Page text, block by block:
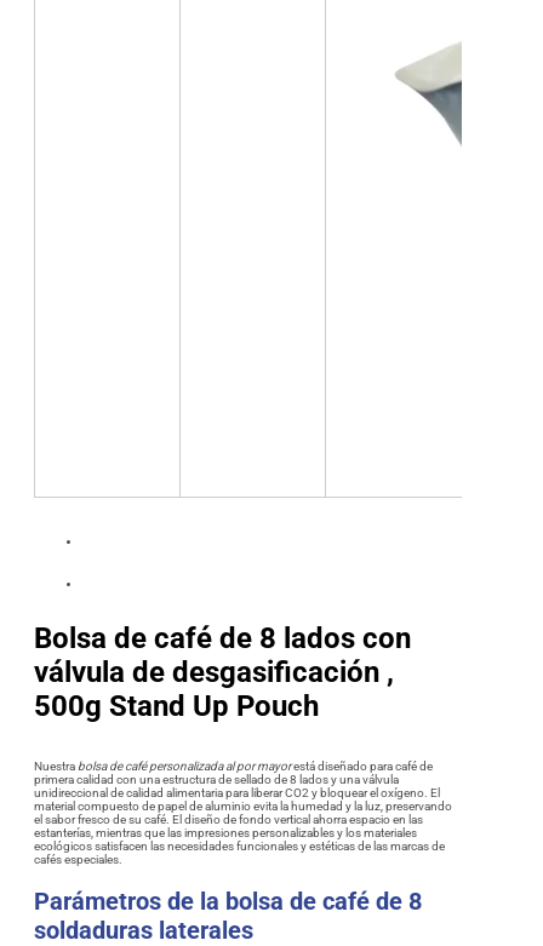
Bolsa de café de 8 lados con
válvula de desgasificación ,
500g Stand Up Pouch
Nuestra bolsa de café personalizada al por mayorestá diseñado para café de
primera calidad con una estructura de sellado de 8 lados y una válvula
unidireccional de calidad alimentaria para liberar CO2 y bloquear el oxígeno. El
material compuesto de papel de aluminio evita la humedad y la luz, preservando
el sabor fresco de su café. El diseño de fondo vertical ahorra espacio en las
estanterías, mientras que las impresiones personalizables y los materiales
ecológicos satisfacen las necesidades funcionales y estéticas de las marcas de
cafés especiales.
Parámetros de la bolsa de café de 8
soldaduras laterales